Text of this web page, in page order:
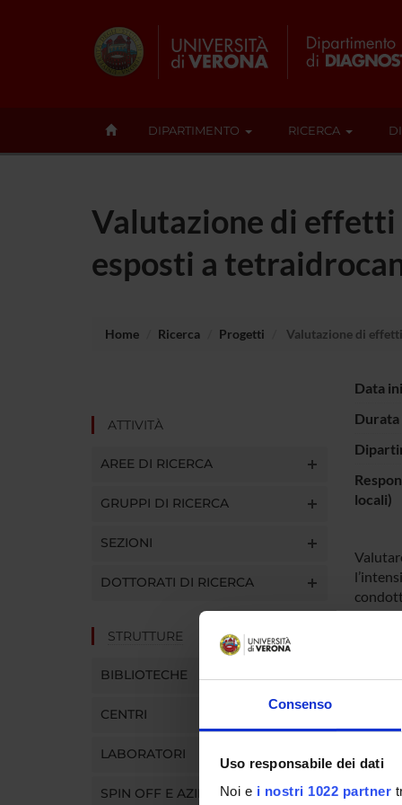
Consenso
Uso responsabile dei dati
Noi e i nostri 1022 partner
DIPARTIMENTO RICERCA
Valutazione di effetti
esposti a
Home Ricerca Progetti Valutazione di
ATTIVITÀ
AREE DI RICERCA
GRUPPI DI RICERCA
SEZIONI
DOTTORATI DI RICERCA
STRUTTURE
BIBLIOTECHE
CENTRI
LABORATORI
SPIN OFF E AZIENDE
Data
Durata
locali)
del
droghe
ENTI